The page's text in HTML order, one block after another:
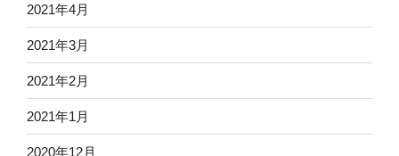
2021年4月
2021年3月
2021年2月
2021年1月
2020年12月